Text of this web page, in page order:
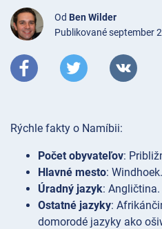
Od Ben Wilder
Publikované september
Rýchle fakty o Namíbii:
Počet obyvateľov:
Hlavné mesto: Windhoek.
Úradný jazyk: Angličtina.
Ostatné jazyky:
domorodé jazyky ako